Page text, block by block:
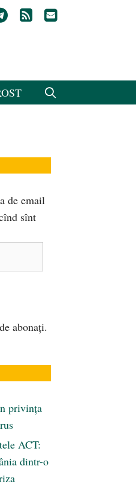
de email
sînt
abonați.
privința
ACT:
dintr-o